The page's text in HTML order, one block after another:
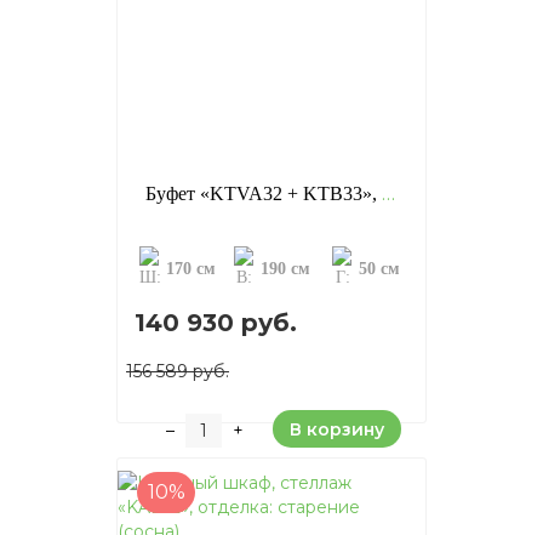
Буфет «KTVA32 + KTB33», отделка: старение (сосна)
170 см 190 см 50 см
140 930 руб.
156 589 руб.
– + В корзину
10%